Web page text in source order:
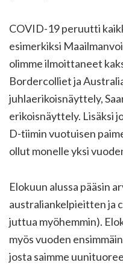
COVID-19 peruutti
esimerkiksi
olimme ilmoittaneet
Bordercolliet ja
juhlaerikoisnäyttely,
erikoisnäyttely. Lisäksi
D-tiimin vuotuisen
ollut monelle yksi
Elokuun alussa pääsin
australiankelpieitten ja
juttua myöhemmin).
myös vuoden
josta saimme